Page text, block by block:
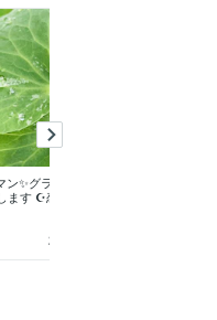
✨グランタブロ
ます ☪️恋愛・仕
ノルマン1度試
✡️
280